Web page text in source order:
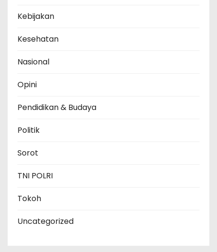
Kebijakan
Kesehatan
Nasional
Opini
Pendidikan & Budaya
Politik
Sorot
TNI POLRI
Tokoh
Uncategorized